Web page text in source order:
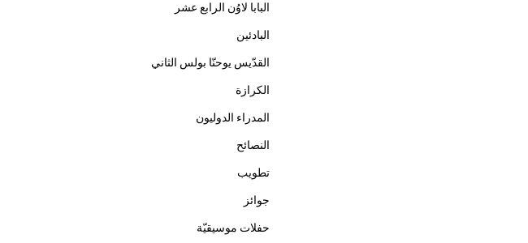
البابا لاوُن الرابع عشر
البادئين
القدّيس يوحنّا بولس الثاني
الكرازة
المدراء الدوليون
النصائح
تطويب
جوائز
حفلات موسيقيّة